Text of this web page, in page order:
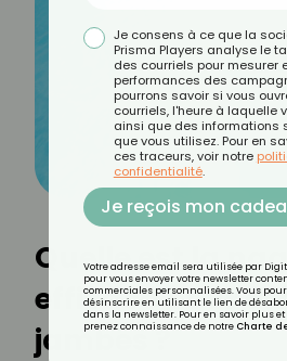
Quelle est la
efficace pour
jambes ?
Je consens à ce que la
Prisma Players analyse le
des courriels pour mesurer
performances des
pourrons savoir si vous
courriels, l'heure à laquelle
ainsi que des informations
que vous utilisez. Pour en
ces traceurs, voir notre
confidentialité.
Je reçois mon
Votre adresse email sera utilisée par
pour vous envoyer votre newsletter
commerciales personnalisées. Vous
désinscrire en utilisant le lien de
dans la newsletter. Pour en savoir plus et
prenez connaissance de notre Charte